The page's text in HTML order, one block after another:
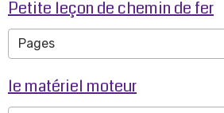
Petite leçon de chemin de fer
le matériel moteur